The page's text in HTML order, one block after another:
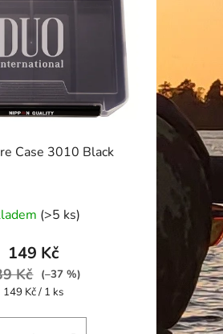
Case 3010 Black
(>5 ks)
149 Kč
Kč (–37 %)
Měrná
149 Kč / 1 ks